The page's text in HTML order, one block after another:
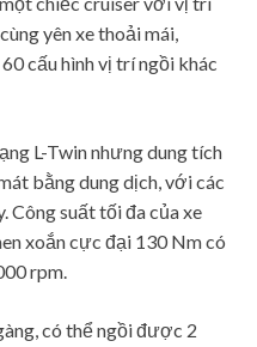
yên xe thoải mái,
cấu hình vị trí ngồi khác
L-Twin nhưng dung tích
bằng dung dịch, với các
Công suất tối đa của xe
xoắn cực đại 130 Nm có
rpm.
có thể ngồi được 2